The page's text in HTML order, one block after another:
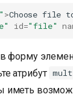
>Choose file
id="file"
форму
атрибут
иметь